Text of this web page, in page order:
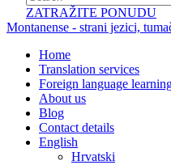
ZATRAŽITE PONUDU
Montanense - strani jezici,
Home
Translation services
Foreign language
About us
Blog
Contact details
English
Hrvatski